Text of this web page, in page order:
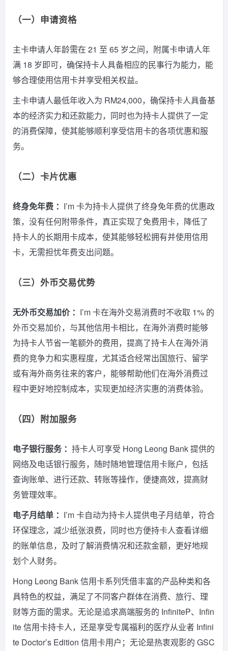
（一）申请资格
主卡申请人年龄需在 21 至 65 岁之间，附属卡申请人年
满 18 岁即可，确保持卡人具备相应的民事行为能力，能
够合理使用信用卡并享受相关权益。
主卡申请人最低年收入为 RM24,000，确保持卡人具备基
本的经济实力和还款能力，同时也为持卡人提供了一定
的消费保障，使其能够顺利享受信用卡的各项优惠和服
务。
（二）卡片优惠
终身免年费 ： I’m 卡为持卡人提供了终身免年费的优惠政
策，没有任何附带条件，真正实现了免费用卡，降低了
持卡人的长期用卡成本，使其能够轻松拥有并使用信用
卡，无需担忧年费支出问题。
（三）外币交易优势
无外币交易加价 ： I’m 卡在海外交易消费时不收取 1% 的
外币交易加价，与其他信用卡相比，在海外消费时能够
为持卡人节省一笔额外的费用，提高了持卡人在海外消
费的竞争力和实惠程度，尤其适合经常出国旅行、留学
或有海外商务往来的客户，能够帮助他们在海外消费过
程中更好地控制成本，实现更加经济实惠的消费体验。
（四）附加服务
电子银行服务 ： 持卡人可享受 Hong Leong Bank 提供的
网络及电话银行服务，随时随地管理信用卡账户，包括
查询账单、进行还款、转账等操作，便捷高效，提高财
务管理效率。
电子月结单 ： I’m 卡自动为持卡人提供电子月结单，符合
环保理念，减少纸张浪费，同时也方便持卡人查看详细
的账单信息，及时了解消费情况和还款金额，更好地规
划个人财务。
Hong Leong Bank 信用卡系列凭借丰富的产品种类和各
具特色的权益，满足了不同客户群体在消费、旅行、理
财等方面的需求。无论是追求高端服务的 InfiniteP、Infin
ite 信用卡持卡人，还是享受专属福利的医疗从业者 Infini
te Doctor’s Edition 信用卡用户；无论是热衷观影的 GSC